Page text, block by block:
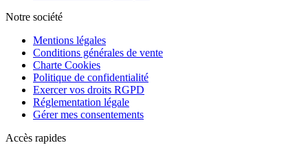
Notre société
Mentions légales
Conditions générales de vente
Charte Cookies
Politique de confidentialité
Exercer vos droits RGPD
Réglementation légale
Gérer mes consentements
Accès rapides